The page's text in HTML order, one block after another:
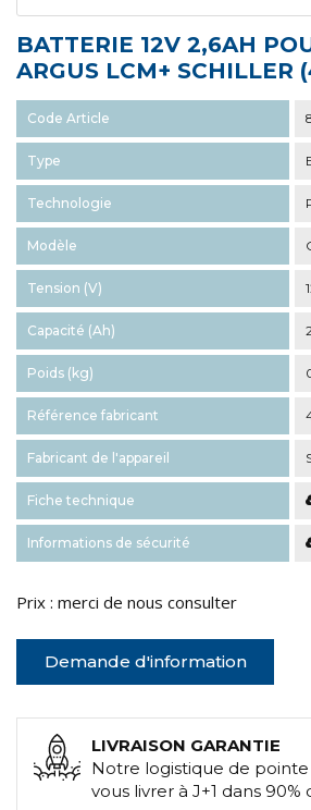
BATTERIE 12V 2,6AH
ARGUS LCM+ SCHILLER
Code Article
Type
Technologie
Modèle
Tension (V)
Capacité (Ah)
Poids (kg)
Référence fabricant
Fabricant de l'appareil
Fiche technique
Informations de sécurité
Prix : merci de nous consulter
Demande d'information
LIVRAISON GARANTIE
Notre logistique de
vous livrer à J+1 dans 90%